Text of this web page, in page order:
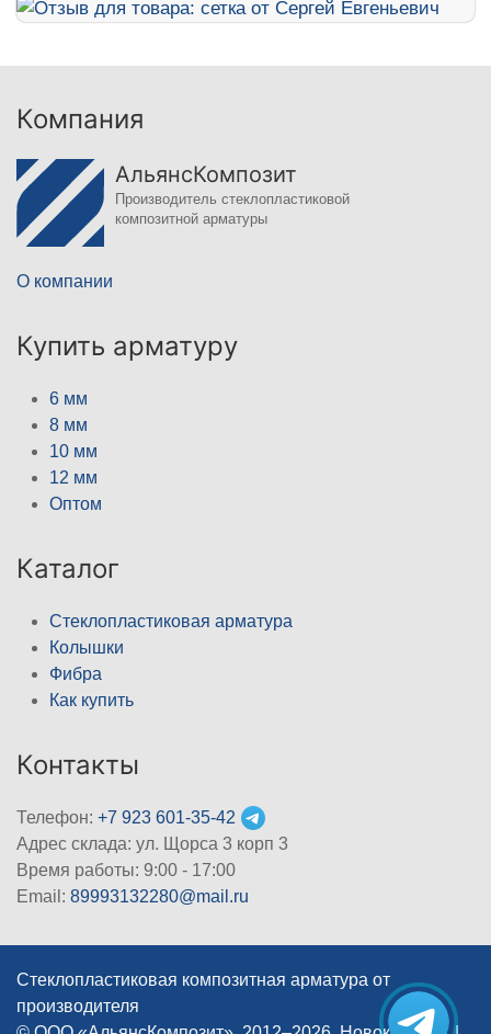
Компания
АльянсКомпозит
Производитель стеклопластиковой
композитной арматуры
О компании
Купить арматуру
6 мм
8 мм
10 мм
12 мм
Оптом
Каталог
Стеклопластиковая арматура
Колышки
Фибра
Как купить
Контакты
Телефон: +7 923 601-35-42
Адрес склада: ул. Щорса 3 корп 3
Время работы: 9:00 - 17:00
Email: 89993132280@mail.ru
Стеклопластиковая композитная арматура от
производителя